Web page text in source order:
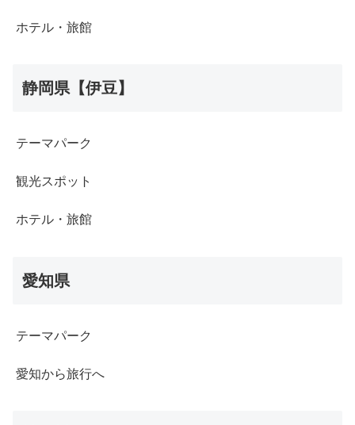
ホテル・旅館
静岡県【伊豆】
テーマパーク
観光スポット
ホテル・旅館
愛知県
テーマパーク
愛知から旅行へ